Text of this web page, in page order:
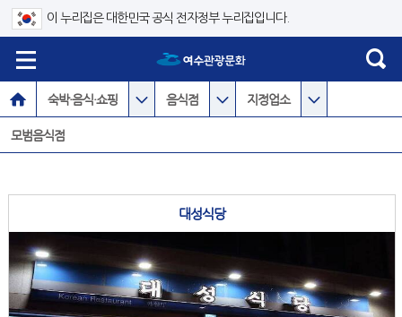
이 누리집은 대한민국 공식 전자정부 누리집입니다.
숙박·음식·쇼핑 음식점 지정업소
모범음식점
대성식당